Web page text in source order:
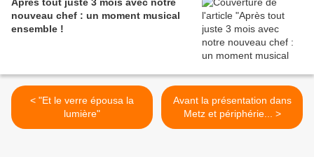
nouveau chef : un moment musical
ensemble !
< "Et le verre épousa la
lumière"
Avant la présentation dans
Metz et périphérie... >